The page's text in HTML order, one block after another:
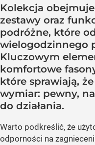
Kolekcja
zestawy oraz
podróżne, które
wielogodzinnego
Kluczowym
komfortowe
które sprawiają,
wymiar: pewny,
do działania.
Warto podkreślić, że
odporności na